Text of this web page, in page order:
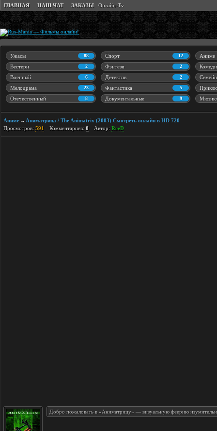
ГЛАВНАЯ НАШ ЧАТ ЗАКАЗЫ Онлайн-Tv
88
Ужасы 12
Спорт Аниме
2
Вестерн 2
Фэнтези
6
Военный 2
Детектив
23
Мелодрама 5
Фантастика
8
Отечественный 9
Документальные
Аниме → Аниматрица / The Animatrix (2003) Cмотреть онлайн в HD 720
Просмотров: 591 Комментариев: 0 Автор: ReeD
Добро пожаловать в «Аниматрицу» — визуальную феерию